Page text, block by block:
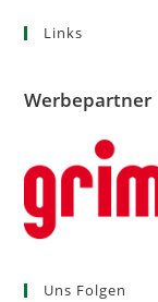
Links
Werbepartner
Uns Folgen